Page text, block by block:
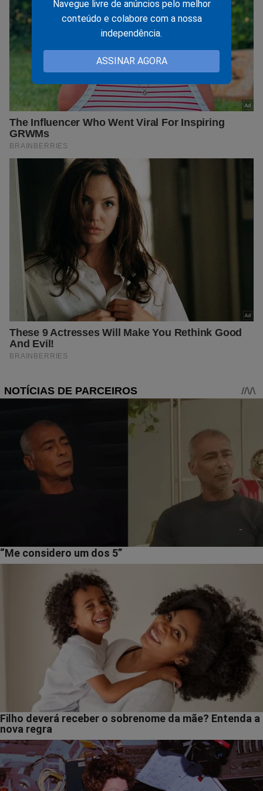
Navegue livre de anúncios pelo melhor
conteúdo e colabore com a nossa
independência.
ASSINAR AGORA